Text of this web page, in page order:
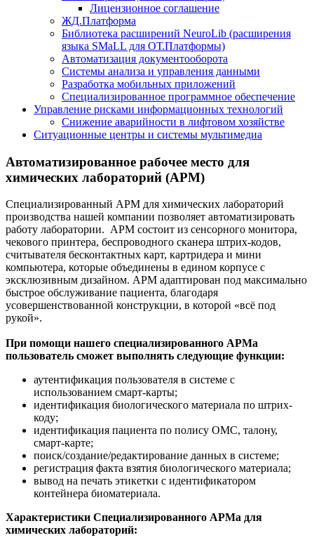
Лицензионное соглашение
ЖД.Платформа
Библиотека расширений NeuroLib (расширения
языка SMaLL для ОТ.Платформы)
Автоматизация документооборота
Системы анализа и управления данными
Разработка мобильных приложений
Специализированное программное обеспечение
Управление рисками информационных технологий
Снижение аварийности в лифтовом хозяйстве
Ситуационные центры и системы мультимедиа
Автоматизированное рабочее место для
химических лабораторий (АРМ)
Специализированный АРМ для химических лабораторий
производства нашей компании позволяет автоматизировать
работу лаборатории. АРМ состоит из сенсорного монитора,
чекового принтера, беспроводного сканера штрих-кодов,
считывателя бесконтактных карт, картридера и мини
компьютера, которые объединены в едином корпусе с
эксклюзивным дизайном. АРМ адаптирован под максимально
быстрое обслуживание пациента, благодаря
усовершенствованной конструкции, в которой «всё под
рукой».
При помощи нашего специализированного АРМа
пользователь сможет выполнять следующие функции:
аутентификация пользователя в системе с
использованием смарт-карты;
идентификация биологического материала по штрих-
коду;
идентификация пациента по полису ОМС, талону,
смарт-карте;
поиск/создание/редактирование данных в системе;
регистрация факта взятия биологического материала;
вывод на печать этикетки с идентификатором
контейнера биоматериала.
Характеристики Специализированного АРМа для
химических лабораторий: